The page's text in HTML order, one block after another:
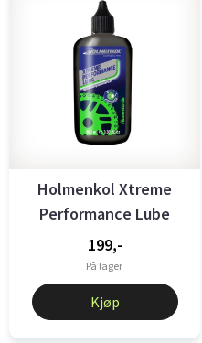
Holmenkol Xtreme
Performance Lube
100ml
199,-
På lager
Kjøp